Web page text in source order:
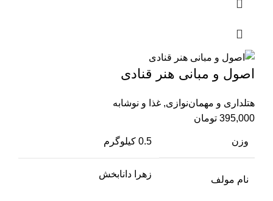
اصول و مبانی هنر قنادی
هتلداری و مهمان‌نوازی, غذا و نوشابه
395,000 تومان
وزن 0.5 کیلوگرم
نام مولف
زهرا دانابخش